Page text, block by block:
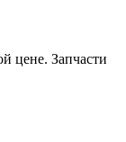
цене. Запчасти